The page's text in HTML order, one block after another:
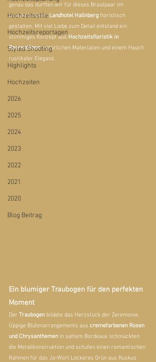
Hochzeitsstile
Hochzeitsreportagen
Styled Shooting
Highlights
Hochzeiten
2026
2025
2024
2023
2022
2021
2020
Blog Beitrag
genau das durften wir für dieses Brautpaar im
wunderschönen Landhotel Hallnberg floristisch
gestalten. Mit viel Liebe zum Detail entstand ein
stimmiges Konzept aus Hochzeitsfloristik in
Beerentönen, natürlichen Materialien und einem Hauch
rustikaler Eleganz.
Ein blumiger Traubogen für den perfekten
Moment
Der Traubogen bildete das Herzstück der Zeremonie.
Üppige Blütenarrangements aus cremefarbenen Rosen
und Chrysanthemen in sattem Bordeaux schmückten
die Metallkonstruktion und schufen einen romantischen
Rahmen für das Ja-Wort.Lockeres Grün aus Ruskus